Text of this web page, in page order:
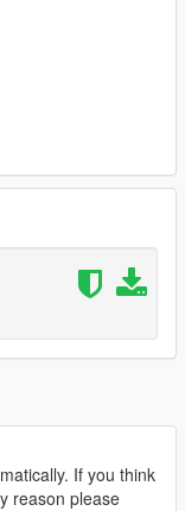
99963272 ]
If you think
reason please